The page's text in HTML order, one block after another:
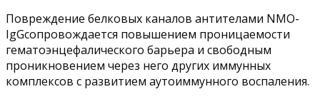
Повреждение белковых каналов антителами NMO-
IgGсопровождается повышением проницаемости
гематоэнцефалического барьера и свободным
проникновением через него других иммунных
комплексов с развитием аутоиммунного воспаления.